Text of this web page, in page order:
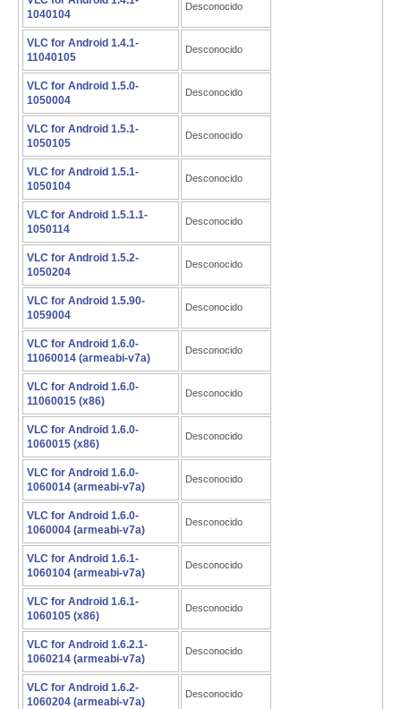
1040104
Desconocido
VLC for Android 1.4.1-
11040105
Desconocido
VLC for Android 1.5.0-
1050004
Desconocido
VLC for Android 1.5.1-
1050105
Desconocido
VLC for Android 1.5.1-
1050104
Desconocido
VLC for Android 1.5.1.1-
1050114
Desconocido
VLC for Android 1.5.2-
1050204
Desconocido
VLC for Android 1.5.90-
1059004
Desconocido
VLC for Android 1.6.0-
11060014 (armeabi-v7a)
Desconocido
VLC for Android 1.6.0-
11060015 (x86)
Desconocido
VLC for Android 1.6.0-
1060015 (x86)
Desconocido
VLC for Android 1.6.0-
1060014 (armeabi-v7a)
Desconocido
VLC for Android 1.6.0-
1060004 (armeabi-v7a)
Desconocido
VLC for Android 1.6.1-
1060104 (armeabi-v7a)
Desconocido
VLC for Android 1.6.1-
1060105 (x86)
Desconocido
VLC for Android 1.6.2.1-
1060214 (armeabi-v7a)
Desconocido
VLC for Android 1.6.2-
1060204 (armeabi-v7a)
Desconocido